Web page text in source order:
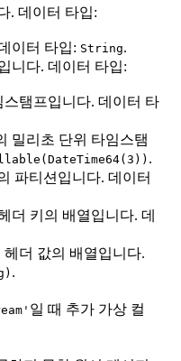
. 데이터 타입:
이터 타입: String.
니다. 데이터 타입:
탬프입니다. 데이터 타
밀리초 단위 타임스탬
.
파티션입니다. 데이터
더 키의 배열입니다. 데
더 값의 배열입니다.
.
일 때 추가 가상 컬